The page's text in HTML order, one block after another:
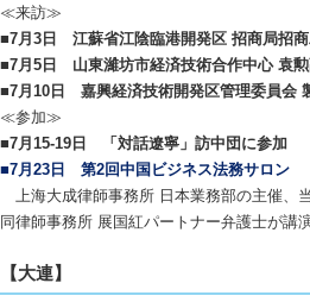
≪来訪≫
■7月3日 江蘇省江陰臨港開発区 招商局招
■7月5日 山東濰坊市経済技術合作中心 袁
■7月10日 嘉興経済技術開発区管理委員会
≪参加≫
■7月15-19日 「対話遼寧」訪中団に参加
■7月23日 第2回中国ビジネス法務サロン
上海大成律師事務所 日本業務部の主催、
同律師事務所 展国紅パートナー弁護士が講
【大連】